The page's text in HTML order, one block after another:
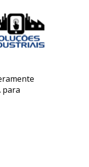
para